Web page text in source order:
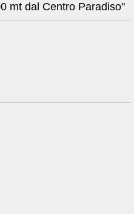
mt dal Centro Paradiso"